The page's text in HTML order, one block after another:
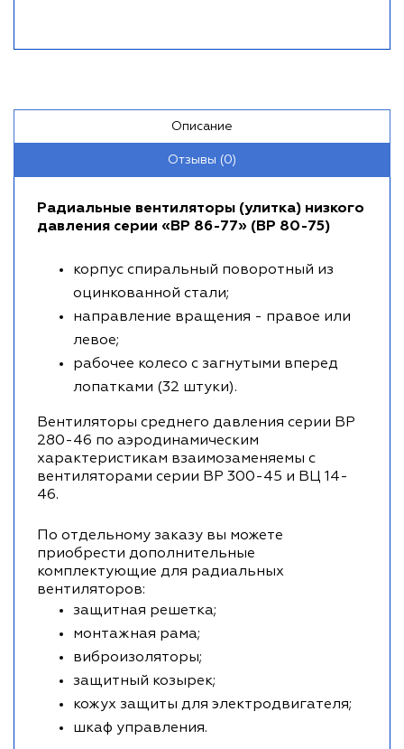
Описание
Отзывы (0)
Радиальные вентиляторы (улитка) низкого
давления серии «ВР 86-77» (ВР 80-75)
корпус спиральный поворотный из
оцинкованной стали;
направление вращения - правое или
левое;
рабочее колесо с загнутыми вперед
лопатками (32 штуки).
Вентиляторы среднего давления серии ВР
280-46 по аэродинамическим
характеристикам взаимозаменяемы с
вентиляторами серии ВР 300-45 и ВЦ 14-
46.
По отдельному заказу вы можете
приобрести дополнительные
комплектующие для радиальных
вентиляторов:
защитная решетка;
монтажная рама;
виброизоляторы;
защитный козырек;
кожух защиты для электродвигателя;
шкаф управления.